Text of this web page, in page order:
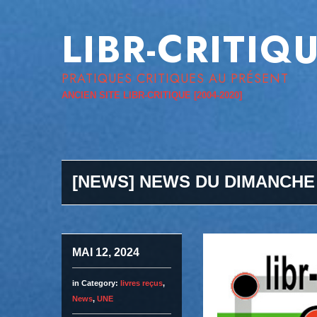
LIBR-
PRATIQUES CRITIQUES AU PRÉSENT
ANCIEN SITE LIBR-CRITIQUE [2004-2020]
[NEWS] NEWS DU DIMANCHE
MAI 12, 2024
in Category: livres reçus,
News, UNE